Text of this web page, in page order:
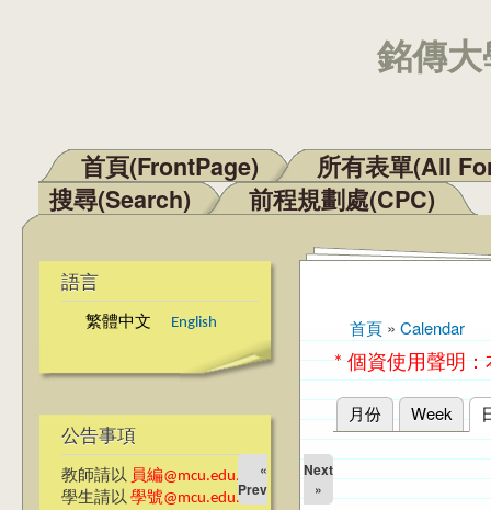
銘傳
主選單
首頁(FrontPage)
所有表單(All
搜尋(Search)
前程規劃處(CPC)
語言
繁體中文 English
公告事項
教師請以 員編@mcu.edu.tw
學生請以 學號@mcu.edu.tw
您在這裡
首頁 » Calendar
* 個資使用聲明
主要索引標籤
月份 Week
«
Prev
Next
»